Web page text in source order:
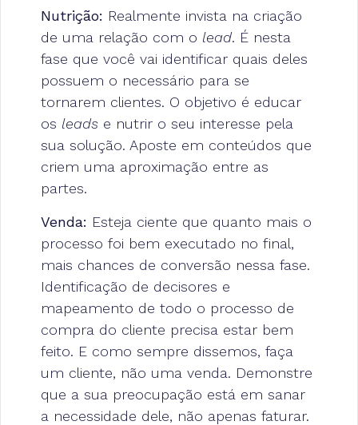
Nutrição: Realmente invista na criação
de uma relação com o lead. É nesta
fase que você vai identificar quais deles
possuem o necessário para se
tornarem clientes. O objetivo é educar
os leads e nutrir o seu interesse pela
sua solução. Aposte em conteúdos que
criem uma aproximação entre as
partes.
Venda: Esteja ciente que quanto mais o
processo foi bem executado no final,
mais chances de conversão nessa fase.
Identificação de decisores e
mapeamento de todo o processo de
compra do cliente precisa estar bem
feito. E como sempre dissemos, faça
um cliente, não uma venda. Demonstre
que a sua preocupação está em sanar
a necessidade dele, não apenas faturar.